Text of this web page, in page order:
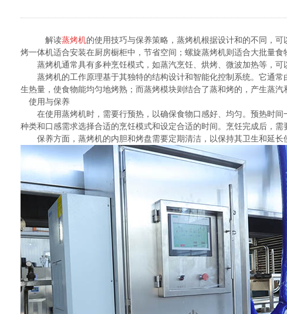
解读蒸烤机的使用技巧与保养策略，蒸烤机根据设计和的不同，
烤一体机适合安装在厨房橱柜中，节省空间；螺旋蒸烤机则适合大批量食
蒸烤机通常具有多种烹饪模式，如蒸汽烹饪、烘烤、微波加热等，可
蒸烤机的工作原理基于其独特的结构设计和智能化控制系统。它通常
生热量，使食物能均匀地烤熟；而蒸烤模块则结合了蒸和烤的，产生蒸
使用与保养
在使用蒸烤机时，需要行预热，以确保食物口感好、均匀。预热时间
种类和口感需求选择合适的烹饪模式和设定合适的时间。烹饪完成后，需
保养方面，蒸烤机的内胆和烤盘需要定期清洁，以保持其卫生和延长